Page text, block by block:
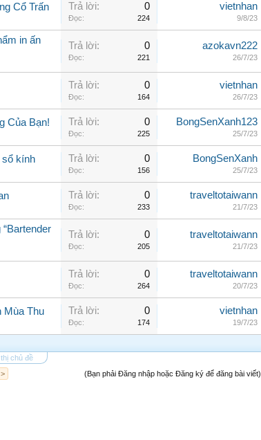
Cổ Trấn Trả lời: 0
Đọc: 224
vietnhan
9/8/23
in ấn
Trả lời: 0
Đọc: 221
azokavn222
26/7/23
Trả lời: 0
Đọc: 164
vietnhan
26/7/23
Của Bạn! Trả lời: 0
Đọc: 225
BongSenXanh123
25/7/23
sổ kính Trả lời: 0
Đọc: 156
BongSenXanh
25/7/23
Trả lời: 0
Đọc: 233
traveltotaiwann
21/7/23
Trả lời: 0
Đọc: 205
traveltotaiwann
21/7/23
Trả lời: 0
Đọc: 264
traveltotaiwann
20/7/23
Mùa Thu Trả lời: 0
Đọc: 174
vietnhan
19/7/23
chủ đề
(Bạn phải Đăng nhập hoặc Đăng ký để đăng bài viết)